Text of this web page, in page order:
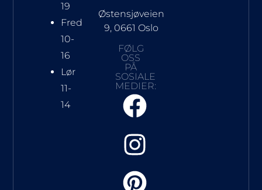
19
Fred
10-
16
Lør
11-
14
Østensjøveien
9, 0661 Oslo
FØLG
OSS
PÅ
SOSIALE
MEDIER: